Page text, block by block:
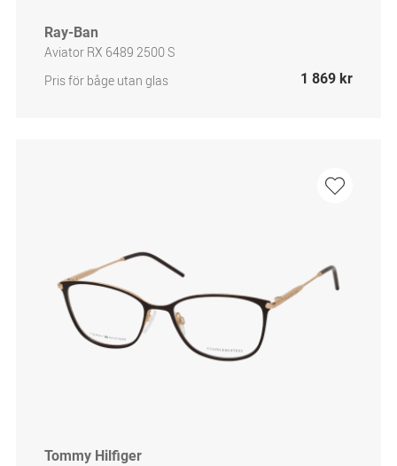
Ray-Ban
Aviator RX 6489 2500 S
Pris för båge utan glas
1 869 kr
Tommy Hilfiger